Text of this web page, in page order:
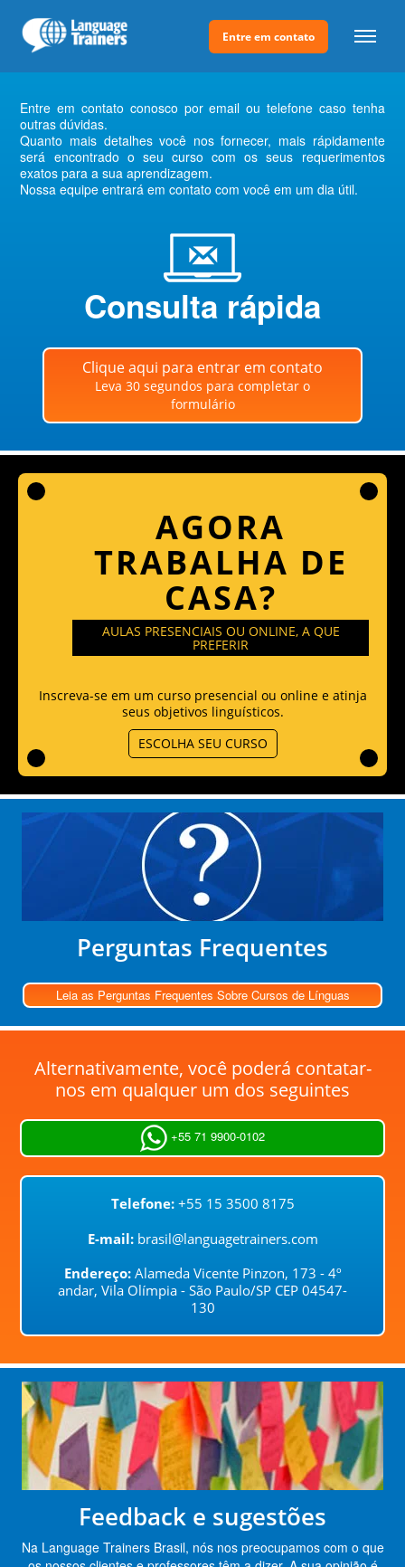
Entre em contato
Entre em contato conosco por email ou telefone caso tenha
outras dúvidas.
Quanto mais detalhes você nos fornecer, mais rápidamente
será encontrado o seu curso com os seus requerimentos
exatos para a sua aprendizagem.
Nossa equipe entrará em contato com você em um dia útil.
Consulta rápida
Clique aqui para entrar em contato
Leva 30 segundos para completar o
formulário
AGORA
TRABALHA DE
CASA?
AULAS PRESENCIAIS OU ONLINE, A QUE
PREFERIR
Inscreva-se em um curso presencial ou online e atinja
seus objetivos linguísticos.
ESCOLHA SEU CURSO
Perguntas Frequentes
Leia as Perguntas Frequentes Sobre Cursos de Línguas
Alternativamente, você poderá contatar-
nos em qualquer um dos seguintes
+55 71 9900-0102
Telefone:+55 15 3500 8175
E-mail: brasil@languagetrainers.com
Endereço:Alameda Vicente Pinzon, 173 - 4º
andar, Vila Olímpia - São Paulo/SP CEP 04547-
130
Feedback e sugestões
Na Language Trainers Brasil, nós nos preocupamos com o que